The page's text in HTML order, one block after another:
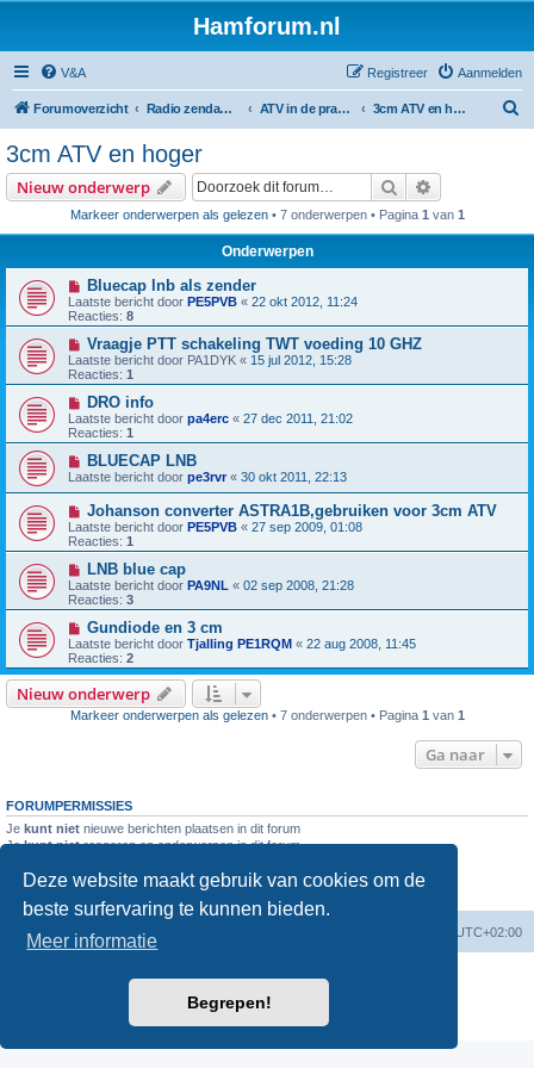
Deze website maakt gebruik van cookies om de
beste surfervaring te kunnen bieden.
Meer informatie
Begrepen!
Hamforum.nl
V&A Aanmelden
Registreer
Forumoverzicht Radio zendamateur, luisteramateur en elektronica zelfbouw ATV in de praktijk en zelfbouw 3cm ATV en hoger
3cm ATV en hoger
Nieuw onderwerp Zoek
Markeer onderwerpen als gelezen• 7 onderwerpen • Pagina 1 van 1
Onderwerpen
Bluecap lnb als zender
Laatste bericht door PE5PVB « 22 okt 2012, 11:24
Reacties: 8
Vraagje PTT schakeling TWT voeding 10 GHZ
Laatste bericht door PA1DYK « 15 jul 2012, 15:28
Reacties: 1
DRO info
Laatste bericht door pa4erc « 27 dec 2011, 21:02
Reacties: 1
BLUECAP LNB
Laatste bericht door pe3rvr « 30 okt 2011, 22:13
Johanson converter ASTRA1B,gebruiken voor 3cm ATV
Laatste bericht door PE5PVB « 27 sep 2009, 01:08
Reacties: 1
LNB blue cap
Laatste bericht door PA9NL « 02 sep 2008, 21:28
Reacties: 3
Gundiode en 3 cm
Laatste bericht door Tjalling PE1RQM « 22 aug 2008, 11:45
Reacties: 2
Nieuw onderwerp
Markeer onderwerpen als gelezen• 7 onderwerpen • Pagina 1 van 1
Ga naar
FORUMPERMISSIES
Je kunt niet nieuwe berichten plaatsen in dit forum
Jekunt nietreageren op onderwerpen in dit forum
kunt nietje eigen berichten verwijderen in dit forum
bijlagen plaatsen in dit forum
Forumoverzicht UTC+02:00
Nederlandse vertaling door